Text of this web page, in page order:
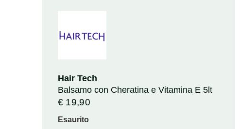
Hair Tech
Balsamo con Cheratina e Vitamina E 5lt
€ 19,90
Esaurito